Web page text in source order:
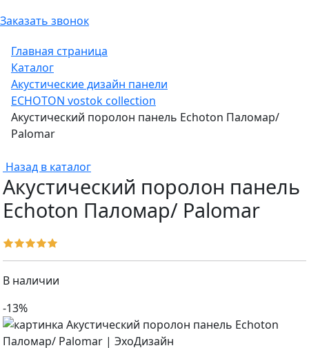
Заказать звонок
Главная страница
Каталог
Акустические дизайн панели
ECHOTON vostok collection
Акустический поролон панель Echoton Паломар/
Palomar
Назад в каталог
Акустический поролон панель
Echoton Паломар/ Palomar
В наличии
-13%